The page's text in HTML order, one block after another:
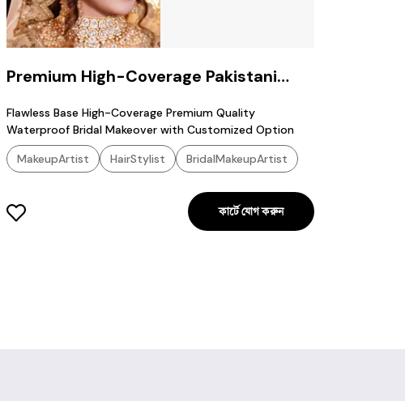
Premium High-Coverage Pakistani
Flawless Base High-Coverage Premium Quality
Waterproof Bridal Makeover with Customized Option
MakeupArtist
HairStylist BridalMakeupArtist
কার্টে যোগ করুন